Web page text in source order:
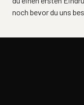
noch bevor du uns